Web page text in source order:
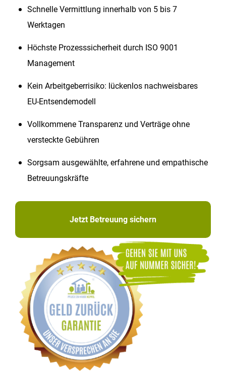
Schnelle Vermittlung innerhalb von 5 bis 7
Werktagen
Höchste Prozesssicherheit durch ISO 9001
Management
Kein Arbeitgeberrisiko: lückenlos nachweisbares
EU-Entsendemodell
Vollkommene Transparenz und Verträge ohne
versteckte Gebühren
Sorgsam ausgewählte, erfahrene und empathische
Betreuungskräfte
Jetzt Betreuung sichern